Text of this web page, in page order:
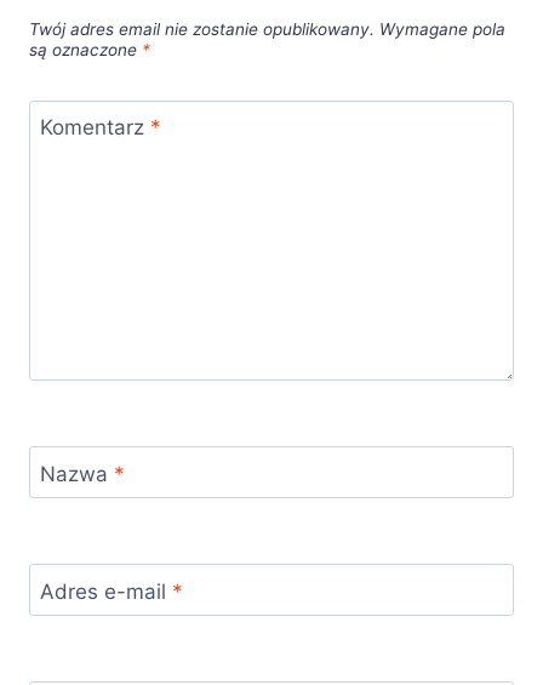
Twój adres email nie zostanie opublikowany. Wymagane pola
są oznaczone *
Komentarz *
Nazwa *
Adres e-mail *